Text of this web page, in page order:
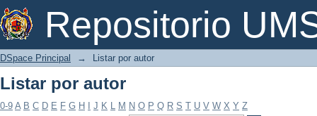
Repositorio
Listar por autor
DSpace Principal → Listar por autor
Listar por autor
0-9 A B C D E F G H J K L M N O P Q R S T U V W X Y Z